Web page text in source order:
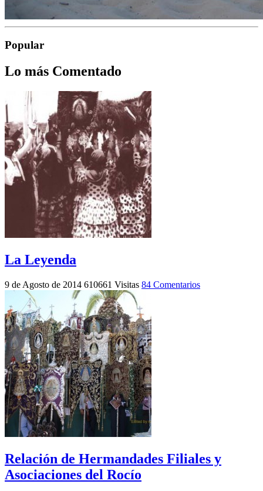
Popular
Lo más Comentado
La Leyenda
9 de Agosto de 2014 610661 Visitas 84 Comentarios
Relación de Hermandades Filiales y
Asociaciones del Rocío